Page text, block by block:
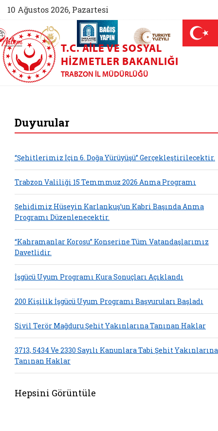
10 Ağustos 2026, Pazartesi
(yeni sekmede açılır)
AİLEM İletişim Merkezi (yeni sekmede açılır)
Aile ve Nüfus On Yılı (yeni sekmede açılır)
Darülaceze bağış sayfası (yeni
T.C. AILE VE SOSYAL
HIZMETLER BAKANLIĞI
TRABZON İL MÜDÜRLÜĞÜ
Duyurular
“Şehitlerimiz İçin 6. Doğa Yürüyüşü” Gerçekleştirilecektir.
Trabzon Valiliği 15 Temmmuz 2026 Anma Programı
Şehidimiz Hüseyin Karlankuş’un Kabri Başında Anma
Programı Düzenlenecektir.
“Kahramanlar Korosu” Konserine Tüm Vatandaşlarımız
Davetlidir.
İşgücü Uyum Programı Kura Sonuçları Açıklandı
200 Kişilik İşgücü Uyum Programı Başvuruları Başladı
Sivil Terör Mağduru Şehit Yakınlarına Tanınan Haklar
3713, 5434 Ve 2330 Sayılı Kanunlara Tabi Şehit Yakınlarına
Tanınan Haklar
Hepsini Görüntüle